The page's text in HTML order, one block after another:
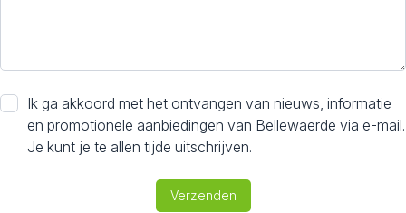
Ik ga akkoord met het ontvangen van nieuws, informatie
en promotionele aanbiedingen van Bellewaerde via e-mail.
Je kunt je te allen tijde uitschrijven.
Verzenden